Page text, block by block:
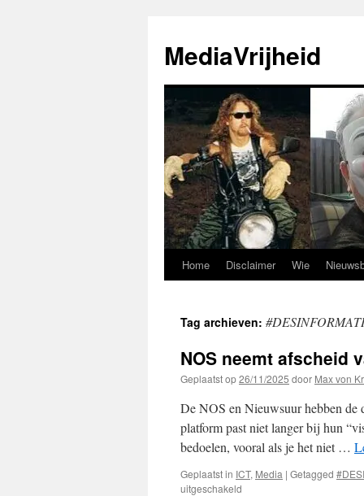
de
inhoud
MediaVrijheid
Home Disclaimer Wie
Tag archieven:
NOS neemt afscheid
Geplaatst op26/11/2025 door Max von
De NOS en Nieuwsuur hebben de
platform past niet langer bij hun
bedoelen, vooral als je het niet …
Geplaatst in ICT, Media | Getagged
uitgeschakeld